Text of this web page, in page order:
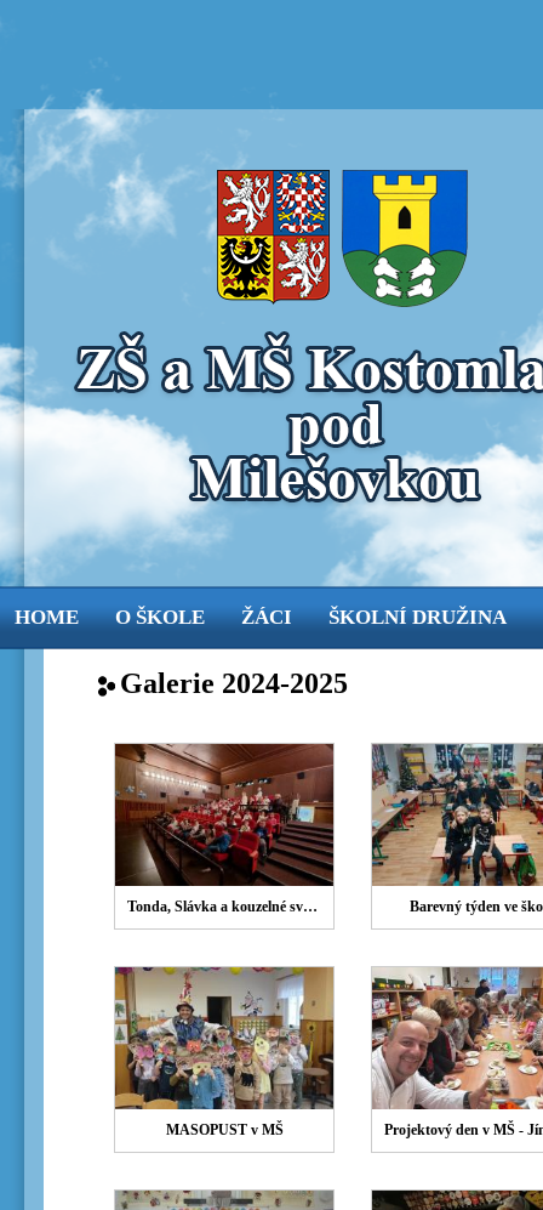
HOME O ŠKOLE ŽÁCI ŠKOLNÍ DRUŽINA
Galerie 2024-2025
Tonda, Slávka a kouzelné světlo Barevný týden ve
MASOPUST v MŠ